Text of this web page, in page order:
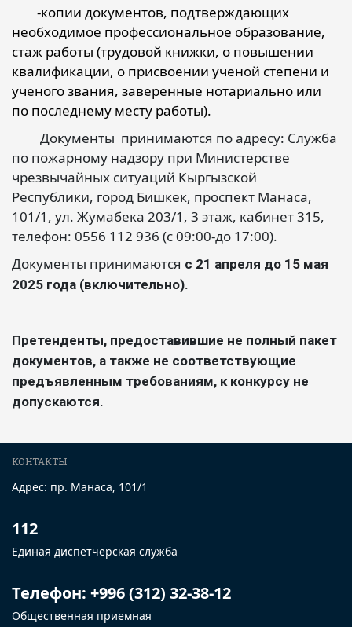
-копии документов, подтверждающих
необходимое профессиональное образование,
стаж работы (трудовой книжки, о повышении
квалификации, о присвоении ученой степени и
ученого звания, заверенные нотариально или
по последнему месту работы).
Документы принимаются по адресу: Служба
по пожарному надзору при Министерстве
чрезвычайных ситуаций Кыргызской
Республики, город Бишкек, проспект Манаса,
101/1, ул. Жумабека 203/1, 3 этаж, кабинет 315,
телефон: 0556 112 936 (с 09:00-до 17:00).
Документы принимаются с 21 апреля до 15 мая
2025 года (включительно).
Претенденты, предоставившие не полный пакет
документов, а также не соответствующие
предъявленным требованиям, к конкурсу не
допускаются.
КОНТАКТЫ
Адрес: пр. Манаса, 101/1
112
Единая диспетчерская служба
Телефон: +996 (312) 32-38-12
Общественная приемная